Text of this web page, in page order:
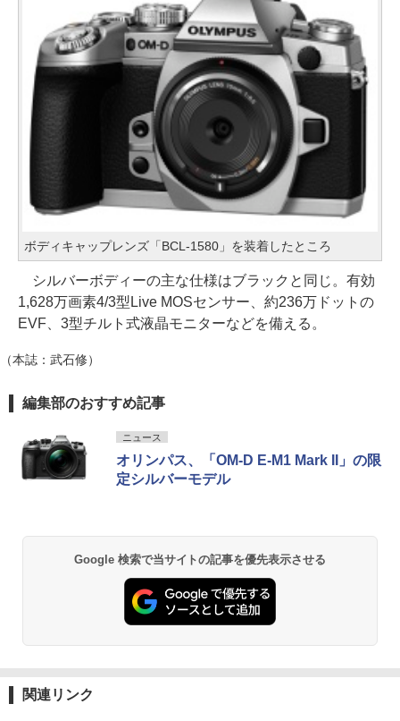
ボディキャップレンズ「BCL-1580」を装着したところ
シルバーボディーの主な仕様はブラックと同じ。有効
1,628万画素4/3型Live MOSセンサー、約236万ドットの
EVF、3型チルト式液晶モニターなどを備える。
（本誌：武石修）
編集部のおすすめ記事
ニュース
オリンパス、「OM-D E-M1 Mark II」の限
定シルバーモデル
Google 検索で当サイトの記事を優先表示させる
関連リンク